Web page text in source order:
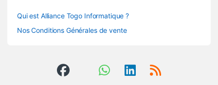
Qui est Alliance Togo Informatique ?
Nos Conditions Générales de vente